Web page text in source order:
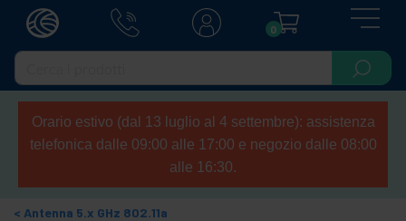
0
Orario estivo (dal 13 luglio al 4 settembre): assistenza
telefonica dalle 09:00 alle 17:00 e negozio dalle 08:00
alle 16:30.
Antenna 5.x GHz 802.11a